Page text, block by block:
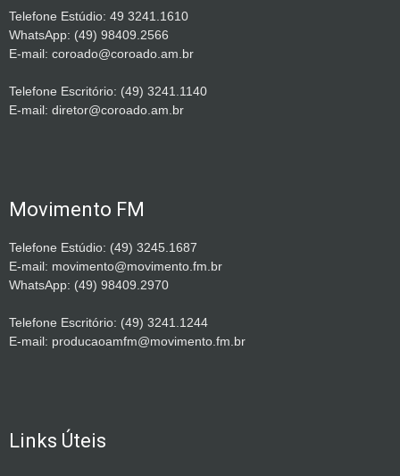
Telefone Estúdio: 49 3241.1610
WhatsApp: (49) 98409.2566
E-mail: coroado@coroado.am.br
Telefone Escritório: (49) 3241.1140
E-mail: diretor@coroado.am.br
Movimento FM
Telefone Estúdio: (49) 3245.1687
E-mail: movimento@movimento.fm.br
WhatsApp: (49) 98409.2970
Telefone Escritório: (49) 3241.1244
E-mail: producaoamfm@movimento.fm.br
Links Úteis